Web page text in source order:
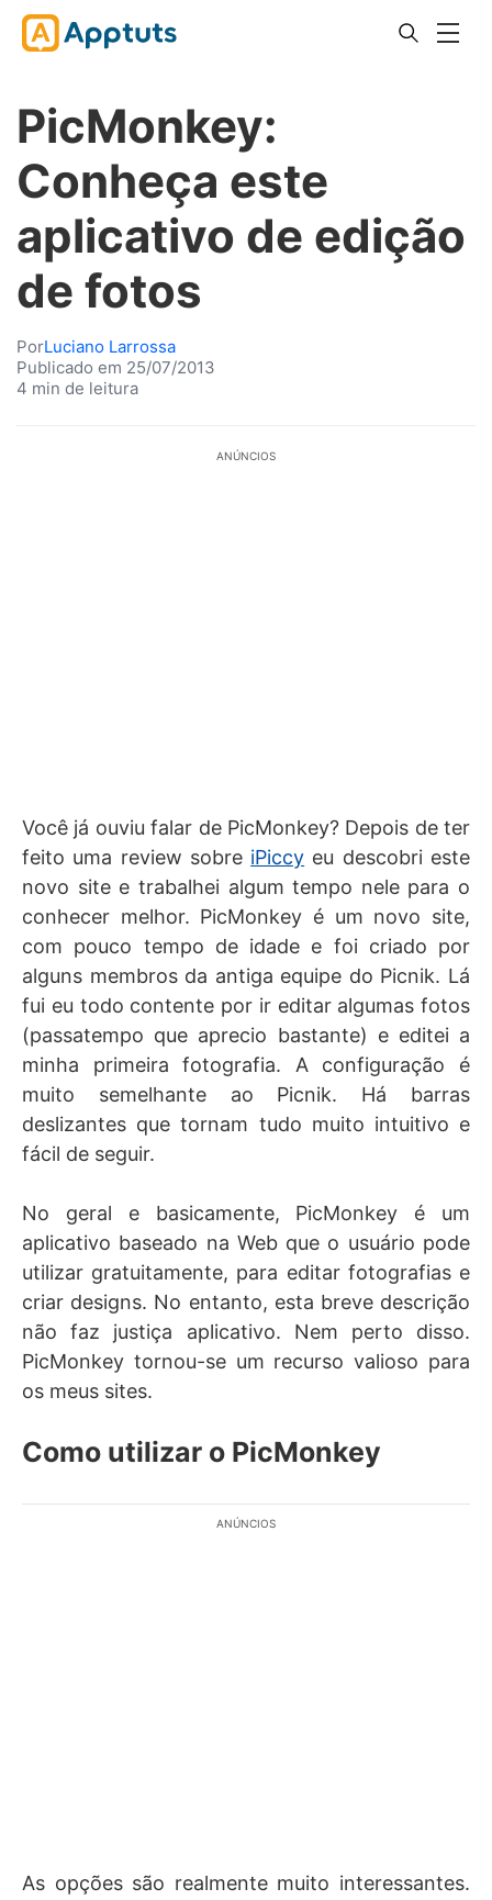
PicMonkey:
Conheça este
aplicativo de edição
de fotos
PorLuciano Larrossa
Publicado em 25/07/2013
4 min de leitura
ANÚNCIOS
Você já ouviu falar de PicMonkey? Depois de ter
feito uma review sobre iPiccy eu descobri este
novo site e trabalhei algum tempo nele para o
conhecer melhor. PicMonkey é um novo site,
com pouco tempo de idade e foi criado por
alguns membros da antiga equipe do Picnik. Lá
fui eu todo contente por ir editar algumas fotos
(passatempo que aprecio bastante) e editei a
minha primeira fotografia. A configuração é
muito semelhante ao Picnik. Há barras
deslizantes que tornam tudo muito intuitivo e
fácil de seguir.
No geral e basicamente, PicMonkey é um
aplicativo baseado na Web que o usuário pode
utilizar gratuitamente, para editar fotografias e
criar designs. No entanto, esta breve descrição
não faz justiça aplicativo. Nem perto disso.
PicMonkey tornou-se um recurso valioso para
os meus sites.
Como utilizar o PicMonkey
ANÚNCIOS
As opções são realmente muito interessantes.